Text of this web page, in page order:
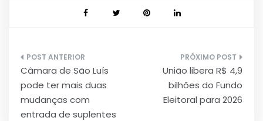
Navegação
de
Post
Câmara de São Luís
pode ter mais duas
mudanças com
entrada de suplentes
União libera R$ 4,9
bilhões do Fundo
Eleitoral para 2026